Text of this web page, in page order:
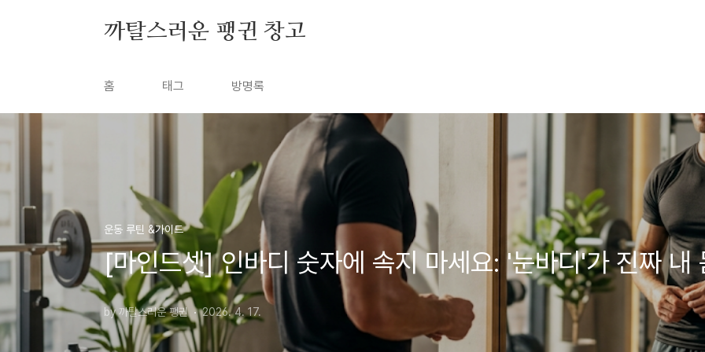
까탈스러운 팽귄 창고
홈 태그 방명록
운동 루틴 &가이드
[마인드셋] 인바디 숫자에 속지 마세요: '눈바디'가 진짜 내
by 까탈스러운 팽귄 2026. 4. 17.